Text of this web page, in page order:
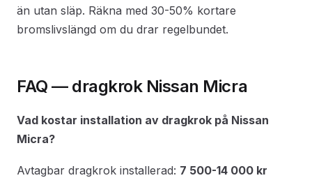
än utan släp. Räkna med 30-50% kortare
bromslivslängd om du drar regelbundet.
FAQ — dragkrok Nissan Micra
Vad kostar installation av dragkrok på Nissan
Micra?
Avtagbar dragkrok installerad: 7 500-14 000 kr